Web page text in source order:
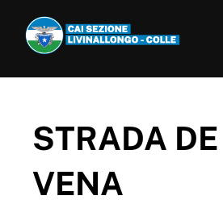
STRADA
VENA​